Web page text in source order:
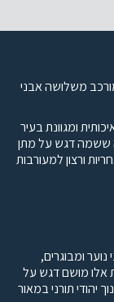
מורכב משלושה אבני
ומגוונת בעיר
ששמה דגש על מתן
ורצון למעורבות
נוער ומבוגרים,
אלו מושם דגש על
יהודי תורני במאור